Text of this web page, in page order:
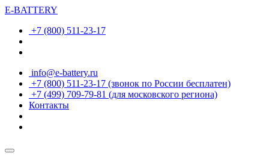
E-BATTERY
+7 (800) 511-23-17
info@e-battery.ru
+7 (800) 511-23-17 (звонок по России бесплатен)
+7 (499) 709-79-81 (для московского региона)
Контакты